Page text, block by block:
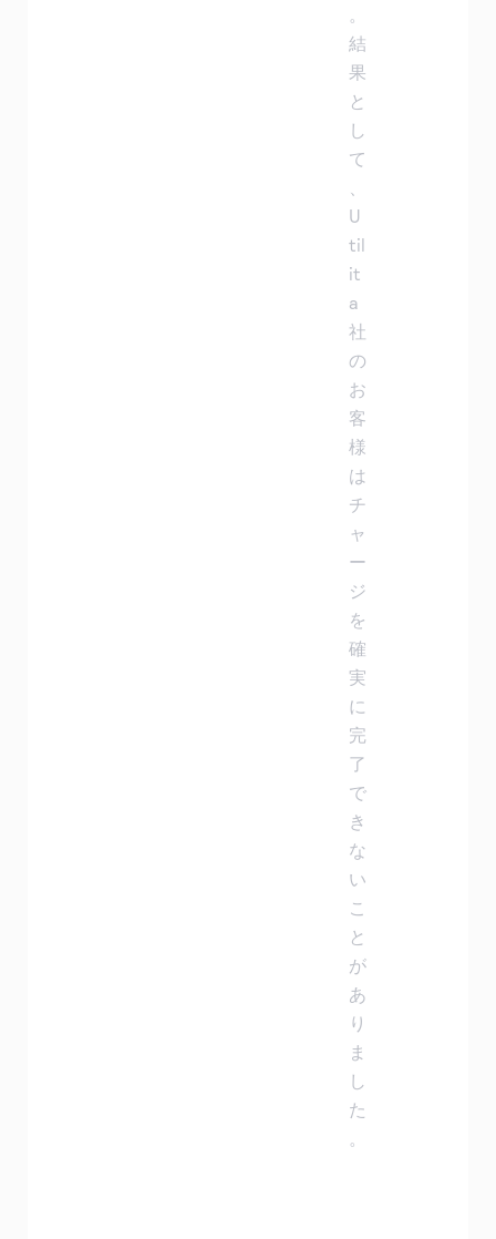
。
結
果
と
し
て
U
til
it
a
社
の
お
客
様
は
チ
ャ
ー
ジ
を
確
実
に
完
了
で
き
な
い
こ
と
が
あ
り
ま
し
た
。